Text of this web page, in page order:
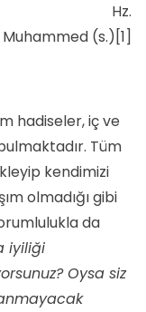
Muhammed (s.) [1]
hadiseler, iç ve
Tüm
kendimizi
olmadığı gibi
da
iyiliği
Oysa siz